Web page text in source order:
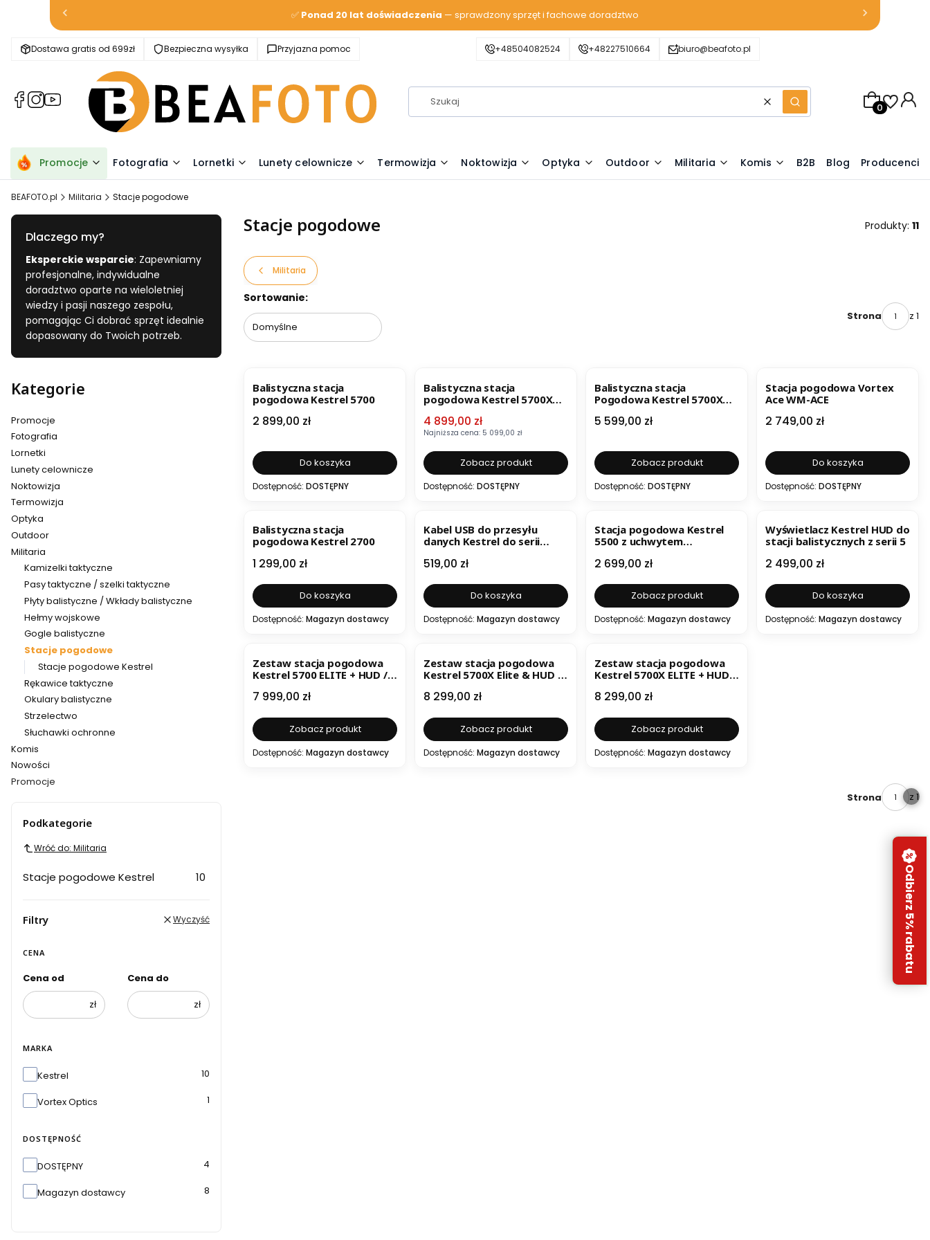
✅ Ponad 20 lat doświadczenia — sprawdzony sprzęt i fachowe doradztwo
Dostawa gratis od 699zł Bezpieczna wysyłka Przyjazna pomoc +48504082524 +48227510664 biuro@beafoto.pl
(Otwiera
karcie)
(Otwiera
karcie)
(Otwiera
karcie)
WyczyśćSzukaj
Produkty w
Promocje Fotografia Lornetki Lunety celownicze Termowizja Noktowizja Optyka Outdoor Militaria Komis B2B Blog Producenci
BEAFOTO.pl Militaria Stacje pogodowe
Dlaczego my?
Eksperckie wsparcie: Zapewniamy
profesjonalne, indywidualne
doradztwo oparte na wieloletniej
wiedzy i pasji naszego zespołu,
pomagając Ci dobrać sprzęt idealnie
dopasowany do Twoich potrzeb.
Kategorie
Promocje
Fotografia
Lornetki
Lunety celownicze
Noktowizja
Termowizja
Optyka
Outdoor
Militaria
Kamizelki taktyczne
Pasy taktyczne / szelki taktyczne
Płyty balistyczne / Wkłady balistyczne
Hełmy wojskowe
Gogle balistyczne
Stacje pogodowe
Stacje pogodowe Kestrel
Rękawice taktyczne
Okulary balistyczne
Strzelectwo
Słuchawki ochronne
Komis
Nowości
Promocje
Podkategorie
Wróć do: Militaria
Stacje pogodowe Kestrel 10
Filtry Wyczyść
CENA
Cena od
zł
Cena do
zł
MARKA
Marka
Kestrel 10
Vortex Optics 1
DOSTĘPNOŚĆ
Dostępność
DOSTĘPNY 4
Magazyn dostawcy 8
Stacje pogodowe Produkty: 11
Militaria
Lista produktów
Sortowanie:
Domyślne
Strona z 1
Balistyczna stacja
pogodowa Kestrel 5700
Cena
2 899,00 zł
Do koszyka
Dostępność: DOSTĘPNY
Balistyczna stacja
pogodowa Kestrel 5700X
Cena promocyjna
4 899,00 zł
Najniższa cena: 5 099,00 zł
Zobacz produkt
Dostępność: DOSTĘPNY
Balistyczna stacja
Pogodowa Kestrel 5700X
Cena
5 599,00 zł
Zobacz produkt
Dostępność: DOSTĘPNY
Stacja pogodowa Vortex
Ace WM-ACE
Cena
2 749,00 zł
Do koszyka
Dostępność: DOSTĘPNY
Balistyczna stacja
pogodowa Kestrel 2700
Cena
1 299,00 zł
Do koszyka
Dostępność: Magazyn dostawcy
Kabel USB do przesyłu
danych Kestrel do serii
Cena
519,00 zł
Do koszyka
Dostępność: Magazyn dostawcy
Stacja pogodowa Kestrel
5500 z uchwytem
Cena
2 699,00 zł
Zobacz produkt
Dostępność: Magazyn dostawcy
Wyświetlacz Kestrel HUD do
stacji balistycznych z serii 5
Cena
2 499,00 zł
Do koszyka
Dostępność: Magazyn dostawcy
Zestaw stacja pogodowa
Kestrel 5700 ELITE + HUD /
Cena
7 999,00 zł
Zobacz produkt
Dostępność: Magazyn dostawcy
Zestaw stacja pogodowa
Kestrel 5700X Elite & HUD /
Cena
8 299,00 zł
Zobacz produkt
Dostępność: Magazyn dostawcy
Zestaw stacja pogodowa
Kestrel 5700X ELITE + HUD /
Cena
8 299,00 zł
Zobacz produkt
Dostępność: Magazyn dostawcy
Strona z 1
Odbierz 5% rabatu